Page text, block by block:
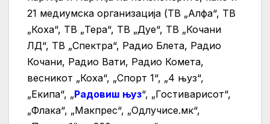
21 медиумска организација (ТВ „Алфа“, ТВ
„Коха“, ТВ „Тера“, ТВ „Дуе“, ТВ „Кочани
ЛД“, ТВ „Спектра“, Радио Блета, Радио
Кочани, Радио Вати, Радио Комета,
весникот „Коха“, „Спорт 1“, „4 њуз“,
„Екипа“, „Радовиш њуз“, „Гостиварисот“,
„Флака“, „Макпрес“, „Одлучисе.мк“,